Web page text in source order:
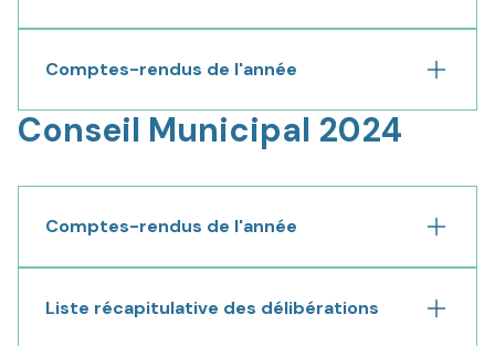
Comptes-rendus de l'année
Conseil Municipal 2024
Comptes-rendus de l'année
Liste récapitulative des délibérations